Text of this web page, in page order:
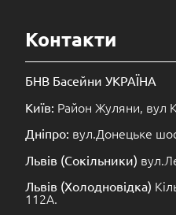
Контакти
БНВ Басейни УКРАЇНА
Київ: Район Жуляни, вул
Дніпро: вул.Донецьке
Львів (Сокільники)
Львів (Холодновідка)
112А.